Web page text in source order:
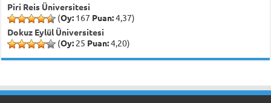
Piri Reis Üniversitesi
(Oy: 167 Puan:4,37)
Dokuz Eylül Üniversitesi
(Oy: 25 Puan:4,20)